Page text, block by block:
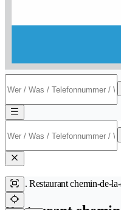
Restaurant chemin-de-